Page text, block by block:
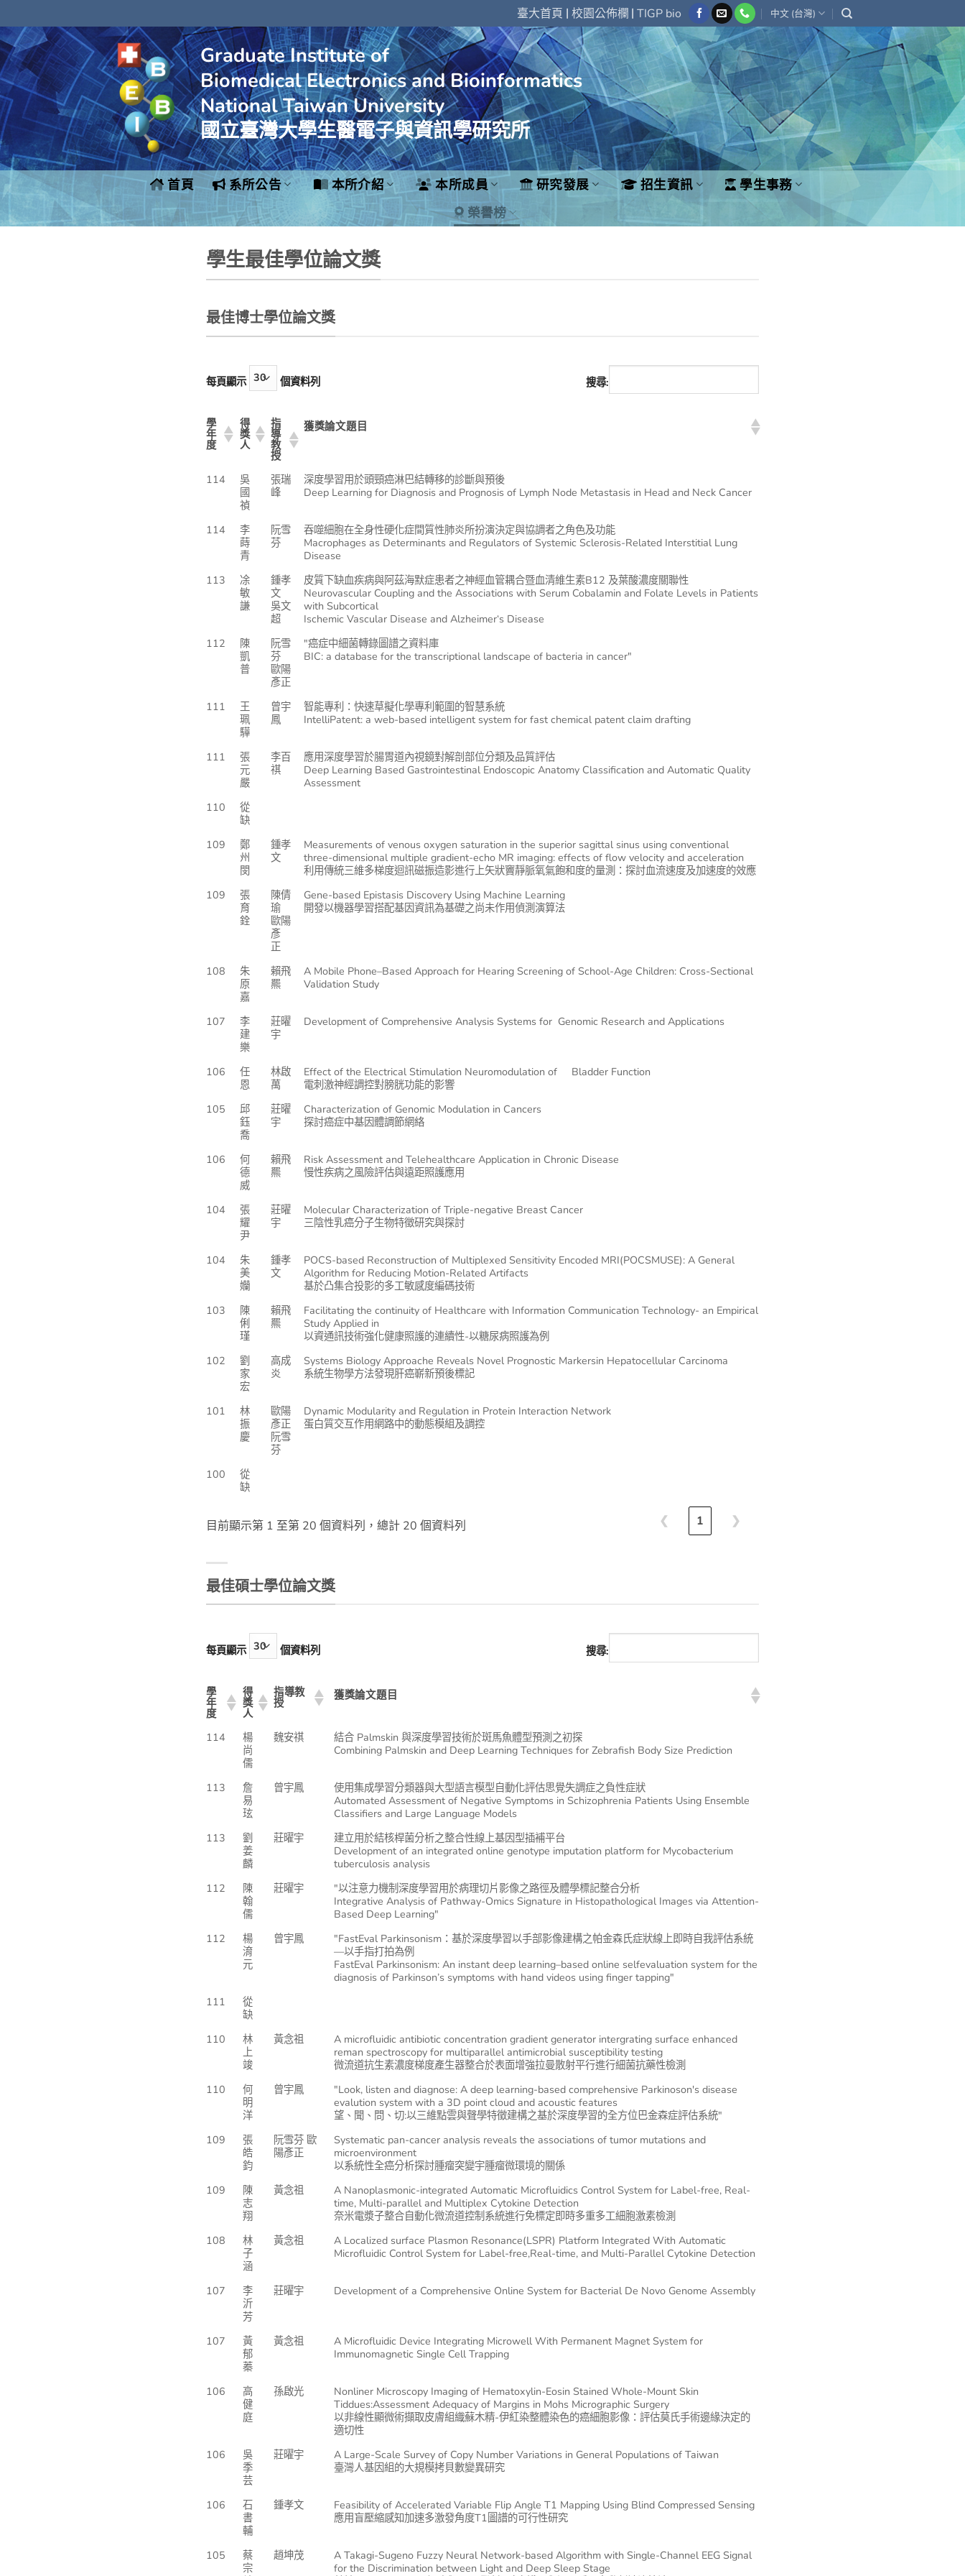
to
content
臺大首頁 |校園公佈欄 |TIGP bio 中文 (台灣)
Graduate Institute of
Biomedical Electronics and Bioinformatics
National Taiwan University
國立臺灣大學生醫電子與資訊學研究所
首頁 系所公告 本所介紹 本所成員 研究發展 招生資訊
學生事務
榮譽榜
學生最佳學位論文獎
最佳博士學位論文獎
每頁顯示 個資料列 搜尋:
學
年
度
得
獎
人
指
導
教
授
獲獎論文題目
114
吳
國
禎
張瑞
峰
深度學習用於頭頸癌淋巴結轉移的診斷與預後
Deep Learning for Diagnosis and Prognosis of Lymph Node Metastasis in Head and Neck Cancer
114
李
蒔
青
阮雪
芬
吞噬細胞在全身性硬化症間質性肺炎所扮演決定與協調者之角色及功能
Macrophages as Determinants and Regulators of Systemic Sclerosis-Related Interstitial Lung
Disease
113
凃
敏
謙
鍾孝
文
吳文
超
皮質下缺血疾病與阿茲海默症患者之神經血管耦合暨血清維生素B12 及葉酸濃度關聯性
Neurovascular Coupling and the Associations with Serum Cobalamin and Folate Levels in Patients
with Subcortical
Ischemic Vascular Disease and Alzheimer‘s Disease
112
陳
凱
普
阮雪
芬
歐陽
彥正
"癌症中細菌轉錄圖譜之資料庫
BIC: a database for the transcriptional landscape of bacteria in cancer"
111
王
珮
驊
曾宇
鳳
智能專利：快速草擬化學專利範圍的智慧系統
IntelliPatent: a web-based intelligent system for fast chemical patent claim drafting
111
張
元
嚴
李百
祺
應用深度學習於腸胃道內視鏡對解剖部位分類及品質評估
Deep Learning Based Gastrointestinal Endoscopic Anatomy Classification and Automatic Quality
Assessment
110
從
缺
109
鄭
州
閔
鍾孝
文
Measurements of venous oxygen saturation in the superior sagittal sinus using conventional
three-dimensional multiple gradient-echo MR imaging: effects of flow velocity and acceleration
利用傳統三維多梯度迴訊磁振造影進行上矢狀竇靜脈氧氣飽和度的量測：探討血流速度及加速度的效應
109
張
育
銓
陳倩
瑜
歐陽
彥
正
Gene-based Epistasis Discovery Using Machine Learning
開發以機器學習搭配基因資訊為基礎之尚未作用偵測演算法
108
朱
原
嘉
賴飛
羆
A Mobile Phone–Based Approach for Hearing Screening of School-Age Children: Cross-Sectional
Validation Study
107
李
建
樂
莊曜
宇
Development of Comprehensive Analysis Systems for Genomic Research and Applications
106
任
恩
林啟
萬
Effect of the Electrical Stimulation Neuromodulation of Bladder Function
電刺激神經調控對膀胱功能的影響
105
邱
鈺
喬
莊曜
宇
Characterization of Genomic Modulation in Cancers
探討癌症中基因體調節網絡
106
何
德
威
賴飛
羆
Risk Assessment and Telehealthcare Application in Chronic Disease
慢性疾病之風險評估與遠距照護應用
104
張
耀
尹
莊曜
宇
Molecular Characterization of Triple-negative Breast Cancer
三陰性乳癌分子生物特徵研究與探討
104
朱
美
孏
鍾孝
文
POCS-based Reconstruction of Multiplexed Sensitivity Encoded MRI(POCSMUSE): A General
Algorithm for Reducing Motion-Related Artifacts
基於凸集合投影的多工敏感度編碼技術
103
陳
俐
瑾
賴飛
羆
Facilitating the continuity of Healthcare with Information Communication Technology- an Empirical
Study Applied in
以資通訊技術強化健康照護的連續性-以糖尿病照護為例
102
劉
家
宏
高成
炎
Systems Biology Approache Reveals Novel Prognostic Markersin Hepatocellular Carcinoma
系統生物學方法發現肝癌嶄新預後標記
101
林
振
慶
歐陽
彥正
阮雪
芬
Dynamic Modularity and Regulation in Protein Interaction Network
蛋白質交互作用網路中的動態模組及調控
100
從
缺
目前顯示第 1 至第 20 個資料列，總計 20 個資料列 ❮ 1 ❯
最佳碩士學位論文獎
每頁顯示 個資料列 搜尋:
學
年
度
得
獎
人
指導教
授
獲獎論文題目
114
楊
尚
儒
魏安祺
結合 Palmskin 與深度學習技術於斑馬魚體型預測之初探
Combining Palmskin and Deep Learning Techniques for Zebrafish Body Size Prediction
113
詹
易
玹
曾宇鳳
使用集成學習分類器與大型語言模型自動化評估思覺失調症之負性症狀
Automated Assessment of Negative Symptoms in Schizophrenia Patients Using Ensemble
Classifiers and Large Language Models
113
劉
姜
麟
莊曜宇
建立用於結核桿菌分析之整合性線上基因型插補平台
Development of an integrated online genotype imputation platform for Mycobacterium
tuberculosis analysis
112
陳
翰
儒
莊曜宇
"以注意力機制深度學習用於病理切片影像之路徑及體學標記整合分析
Integrative Analysis of Pathway-Omics Signature in Histopathological Images via Attention-
Based Deep Learning"
112
楊
淯
元
曾宇鳳
"FastEval Parkinsonism：基於深度學習以手部影像建構之帕金森氏症狀線上即時自我評估系統
—以手指打拍為例
FastEval Parkinsonism: An instant deep learning–based online selfevaluation system for the
diagnosis of Parkinson’s symptoms with hand videos using finger tapping"
111
從
缺
110
林
上
竣
黃念祖
A microfluidic antibiotic concentration gradient generator intergrating surface enhanced
reman spectroscopy for multiparallel antimicrobial susceptibility testing
微流道抗生素濃度梯度產生器整合於表面增強拉曼散射平行進行細菌抗藥性檢測
110
何
明
洋
曾宇鳳
"Look, listen and diagnose: A deep learning-based comprehensive Parkinoson's disease
evalution system with a 3D point cloud and acoustic features
望、聞、問、切:以三維點雲與聲學特徵建構之基於深度學習的全方位巴金森症評估系統"
109
張
皓
鈞
阮雪芬 歐
陽彥正
Systematic pan-cancer analysis reveals the associations of tumor mutations and
microenvironment
以系統性全癌分析探討腫瘤突變宇腫瘤微環境的關係
109
陳
志
翔
黃念祖
A Nanoplasmonic-integrated Automatic Microfluidics Control System for Label-free, Real-
time, Multi-parallel and Multiplex Cytokine Detection
奈米電漿子整合自動化微流道控制系統進行免標定即時多重多工細胞激素檢測
108
林
子
涵
黃念祖
A Localized surface Plasmon Resonance(LSPR) Platform Integrated With Automatic
Microfluidic Control System for Label-free,Real-time, and Multi-Parallel Cytokine Detection
107
李
沂
芳
莊曜宇 Development of a Comprehensive Online System for Bacterial De Novo Genome Assembly
107
黃
郁
蓁
黃念祖
A Microfluidic Device Integrating Microwell With Permanent Magnet System for
Immunomagnetic Single Cell Trapping
106
高
健
庭
孫啟光
Nonliner Microscopy Imaging of Hematoxylin-Eosin Stained Whole-Mount Skin
Tiddues:Assessment Adequacy of Margins in Mohs Micrographic Surgery
以非線性顯微術擷取皮膚組織蘇木精-伊紅染整體染色的癌細胞影像：評估莫氏手術邊緣決定的
適切性
106
吳
季
芸
莊曜宇
A Large-Scale Survey of Copy Number Variations in General Populations of Taiwan
臺灣人基因組的大規模拷貝數變異研究
106
石
書
輔
鍾孝文
Feasibility of Accelerated Variable Flip Angle T1 Mapping Using Blind Compressed Sensing
應用盲壓縮感知加速多激發角度T1圖譜的可行性研究
105
蔡
宗
趙坤茂
A Takagi-Sugeno Fuzzy Neural Network-based Algorithm with Single-Channel EEG Signal
for the Discrimination between Light and Deep Sleep Stage